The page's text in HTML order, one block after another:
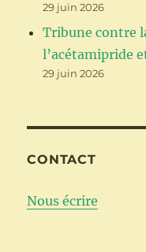
29 juin 2026
Tribune contre
l’acétamipride
29 juin 2026
CONTACT
Nous écrire